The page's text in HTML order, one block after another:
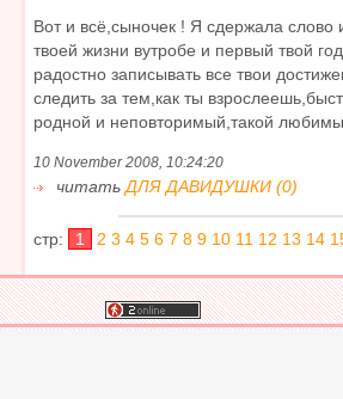
Вот и всё,сыночек ! Я сдержала слово
твоей жизни вутробе и первый твой
радостно записывать все твои
следить за тем,как ты
родной и неповторимый,такой
10 November 2008, 10:24:20
читать ДЛЯ ДАВИДУШКИ (0)
стр: 1 2 3 4 5 6 7 8 9 10 11 12 13 14